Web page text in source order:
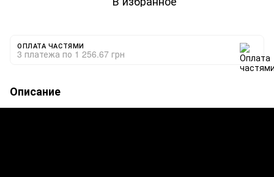
ОПЛАТА ЧАСТЯМИ
3 платежа по 1 256.67 грн
Описание